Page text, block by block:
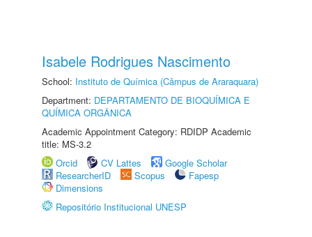
Isabele Rodrigues Nascimento
School: Instituto de Química (Câmpus de Araraquara)
Department: DEPARTAMENTO DE BIOQUÍMICA E
QUÍMICA ORGÂNICA
Academic Appointment Category: RDIDP Academic
title: MS-3.2
Orcid
CV Lattes
Google Scholar
ResearcherID
Scopus
Fapesp
Dimensions
Repositório Institucional UNESP